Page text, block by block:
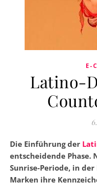
E-
Latino-
Die Einführung der
entscheidende Phase.
Sunrise-Periode, in
Marken ihre